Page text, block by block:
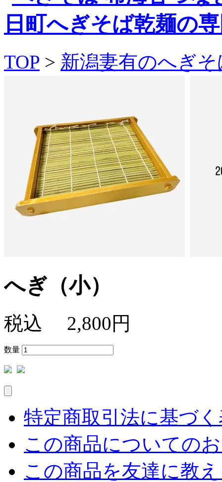
TOP > 新潟妻有のへぎそ
へぎ（小）
税込 2,800円
数量
特定商取引法に基づ
この商品についての
この商品を友達に教